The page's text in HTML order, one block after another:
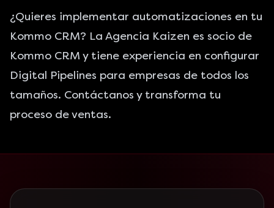
¿Quieres implementar automatizaciones en tu
Kommo CRM? La Agencia Kaizen es socio de
Kommo CRM y tiene experiencia en configurar
Digital Pipelines para empresas de todos los
tamaños. Contáctanos y transforma tu
proceso de ventas.